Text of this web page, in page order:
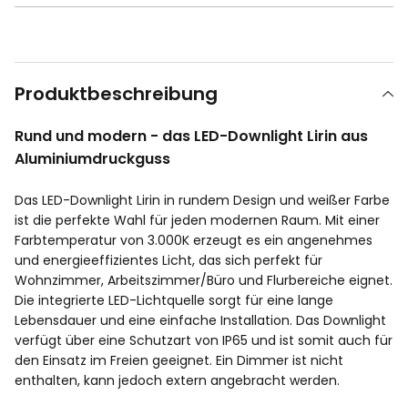
Produktbeschreibung
Rund und modern - das LED-Downlight Lirin aus
Aluminiumdruckguss
Das LED-Downlight Lirin in rundem Design und weißer Farbe
ist die perfekte Wahl für jeden modernen Raum. Mit einer
Farbtemperatur von 3.000K erzeugt es ein angenehmes
und energieeffizientes Licht, das sich perfekt für
Wohnzimmer, Arbeitszimmer/Büro und Flurbereiche eignet.
Die integrierte LED-Lichtquelle sorgt für eine lange
Lebensdauer und eine einfache Installation. Das Downlight
verfügt über eine Schutzart von IP65 und ist somit auch für
den Einsatz im Freien geeignet. Ein Dimmer ist nicht
enthalten, kann jedoch extern angebracht werden.